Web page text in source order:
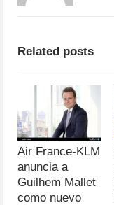
Related posts
Air France-KLM
anuncia a
Guilhem Mallet
como nuevo